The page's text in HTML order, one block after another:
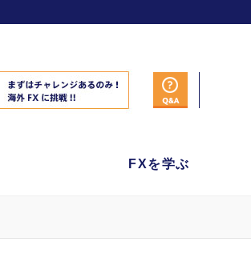
FXを学ぶ